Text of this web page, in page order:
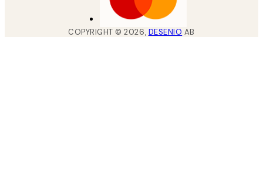
COPYRIGHT ©2026, DESENIO AB